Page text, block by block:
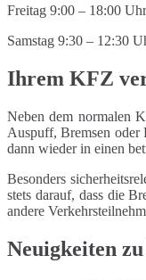
Freitag 9:00 – 18:00 Uhr
Samstag 9:30 – 12:30
Ihrem KFZ
Neben dem normalen
Auspuff, Bremsen oder
dann wieder in einen
Besonders
stets darauf, dass die
andere
Neuigkeiten